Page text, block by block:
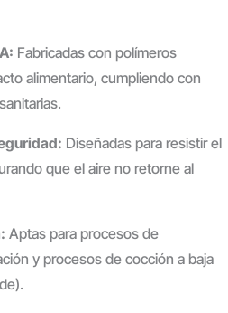
Fabricadas con polímeros
alimentario, cumpliendo con
Diseñadas para resistir el
que el aire no retorne al
Aptas para procesos de
y procesos de cocción a baja